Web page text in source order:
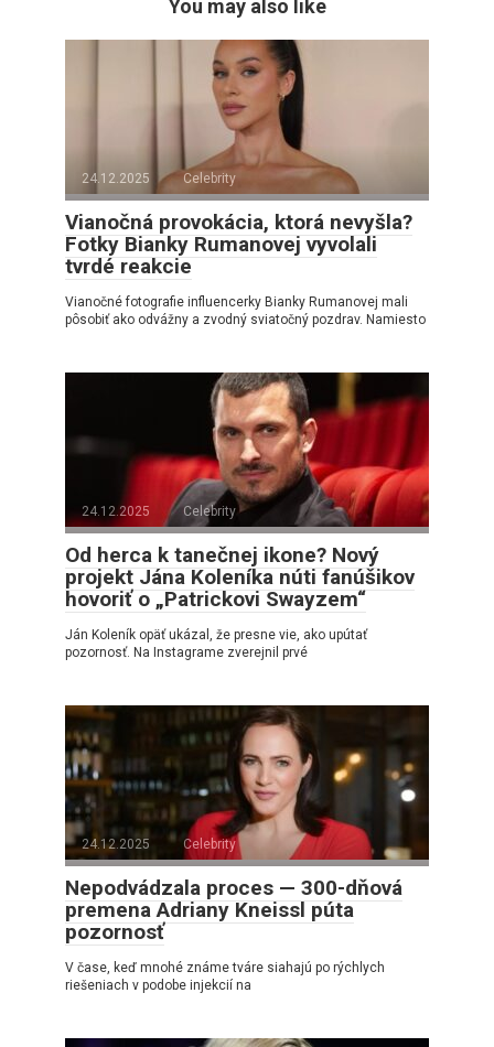
You may also like
24.12.2025 Celebrity
Vianočná provokácia, ktorá nevyšla?
Fotky Bianky Rumanovej vyvolali
tvrdé reakcie
Vianočné fotografie influencerky Bianky Rumanovej mali
pôsobiť ako odvážny a zvodný sviatočný pozdrav. Namiesto
24.12.2025 Celebrity
Od herca k tanečnej ikone? Nový
projekt Jána Koleníka núti fanúšikov
hovoriť o „Patrickovi Swayzem“
Ján Koleník opäť ukázal, že presne vie, ako upútať
pozornosť. Na Instagrame zverejnil prvé
24.12.2025 Celebrity
Nepodvádzala proces — 300-dňová
premena Adriany Kneissl púta
pozornosť
V čase, keď mnohé známe tváre siahajú po rýchlych
riešeniach v podobe injekcií na